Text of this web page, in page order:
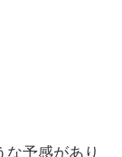
予感があり